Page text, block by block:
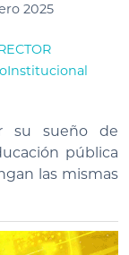
2025
su sueño de
pública
las mismas